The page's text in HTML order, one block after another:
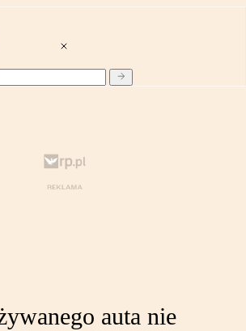
auta nie